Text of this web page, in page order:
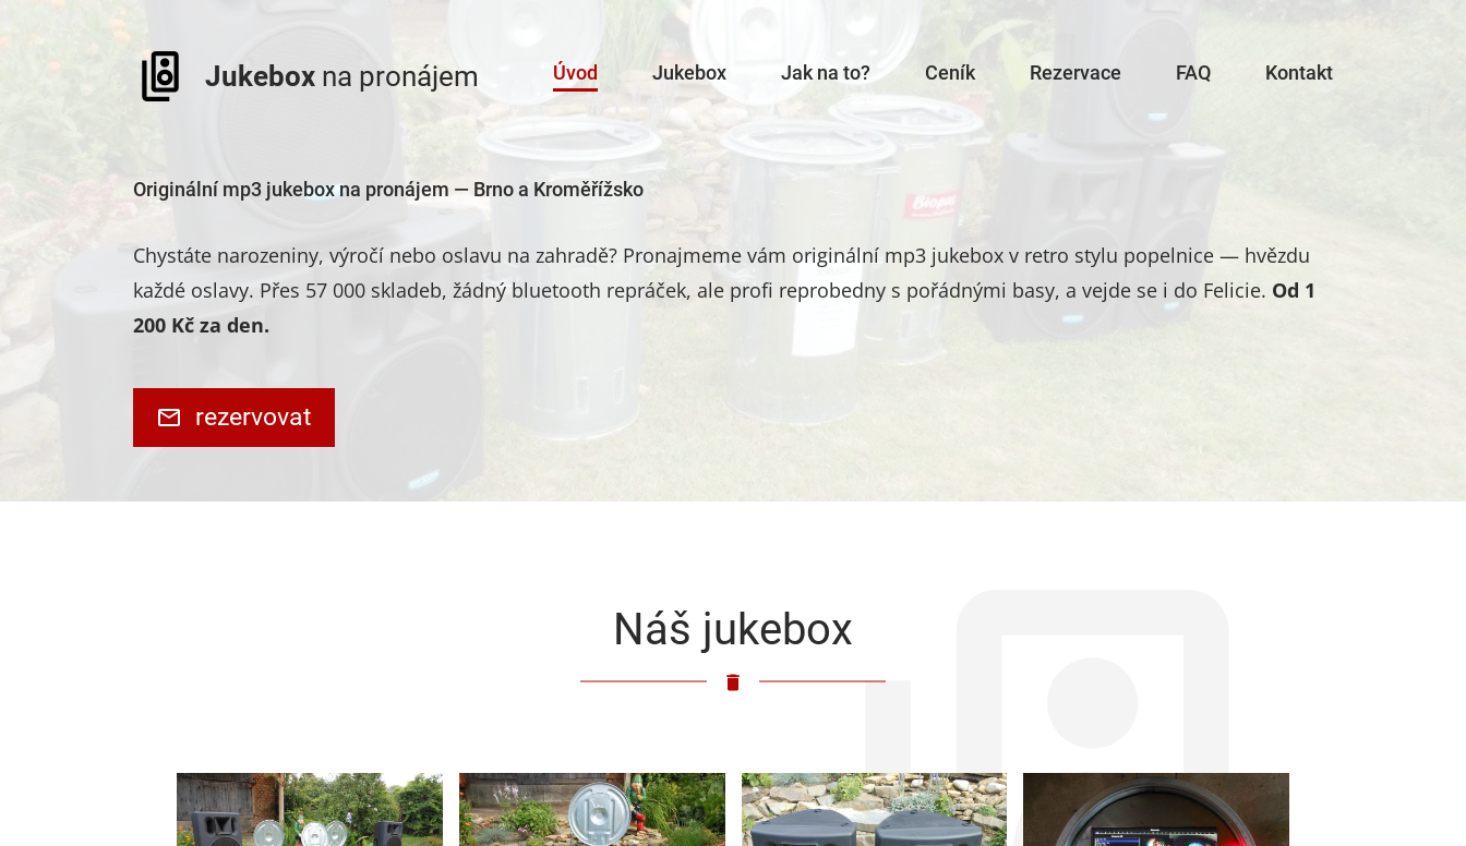
Jukebox na pronájem Úvod Jukebox Jak na to? Ceník Rezervace FAQ Kontakt
Originální mp3 jukebox na pronájem — Brno a Kroměřížsko
Chystáte narozeniny, výročí nebo oslavu na zahradě? Pronajmeme vám originální mp3 jukebox v retro stylu popelnice — hvězdu
každé oslavy. Přes 57 000 skladeb, žádný bluetooth repráček, ale profi reprobedny s pořádnými basy, a vejde se i do Felicie. Od 1
200 Kč za den.
rezervovat
Náš jukebox